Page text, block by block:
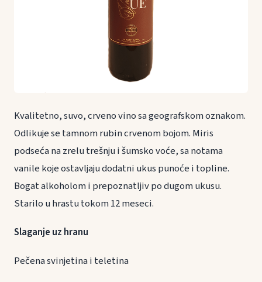
Kvalitetno, suvo, crveno vino sa geografskom oznakom.
Odlikuje se tamnom rubin crvenom bojom. Miris
podseća na zrelu trešnju i šumsko voće, sa notama
vanile koje ostavljaju dodatni ukus punoće i topline.
Bogat alkoholom i prepoznatljiv po dugom ukusu.
Starilo u hrastu tokom 12 meseci.
Slaganje uz hranu
Pečena svinjetina i teletina